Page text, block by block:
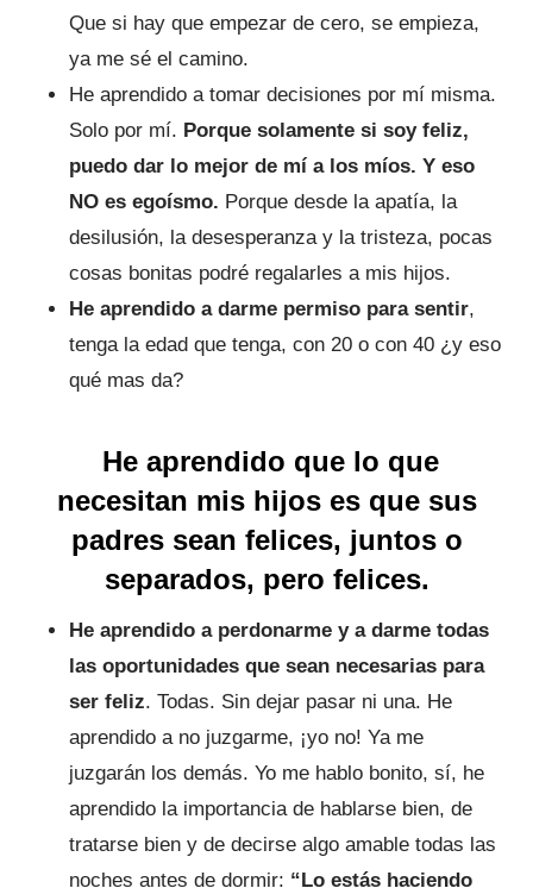
Que si hay que empezar de cero, se empieza,
ya me sé el camino.
He aprendido a tomar decisiones por mí misma.
Solo por mí. Porque solamente si soy feliz,
puedo dar lo mejor de mí a los míos. Y eso
NO es egoísmo. Porque desde la apatía, la
desilusión, la desesperanza y la tristeza, pocas
cosas bonitas podré regalarles a mis hijos.
He aprendido a darme permiso para sentir,
tenga la edad que tenga, con 20 o con 40 ¿y eso
qué mas da?
He aprendido que lo que
necesitan mis hijos es que sus
padres sean felices, juntos o
separados, pero felices.
He aprendido a perdonarme y a darme todas
las oportunidades que sean necesarias para
ser feliz. Todas. Sin dejar pasar ni una. He
aprendido a no juzgarme, ¡yo no! Ya me
juzgarán los demás. Yo me hablo bonito, sí, he
aprendido la importancia de hablarse bien, de
tratarse bien y de decirse algo amable todas las
noches antes de dormir: “Lo estás haciendo